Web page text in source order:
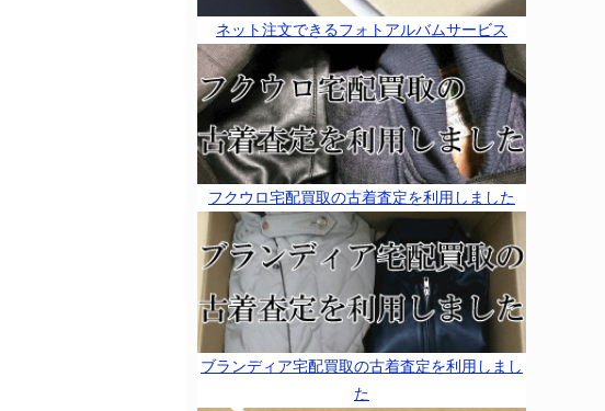
ネット注文できるフォトアルバムサービス
フクウロ宅配買取の古着査定を利用しました
ブランディア宅配買取の古着査定を利用しまし
た